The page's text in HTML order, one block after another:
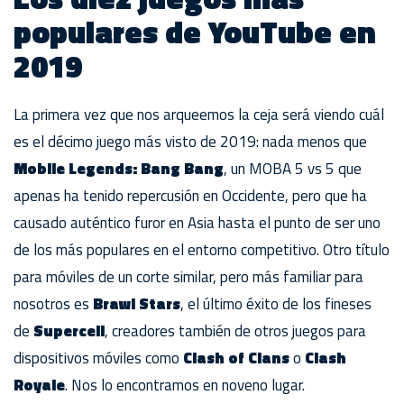
populares de YouTube en
2019
La primera vez que nos arqueemos la ceja será viendo cuál
es el décimo juego más visto de 2019: nada menos que
Mobile Legends: Bang Bang, un MOBA 5 vs 5 que
apenas ha tenido repercusión en Occidente, pero que ha
causado auténtico furor en Asia hasta el punto de ser uno
de los más populares en el entorno competitivo. Otro título
para móviles de un corte similar, pero más familiar para
nosotros es Brawl Stars, el último éxito de los fineses
de Supercell, creadores también de otros juegos para
dispositivos móviles como Clash of Clanso Clash
Royale. Nos lo encontramos en noveno lugar.